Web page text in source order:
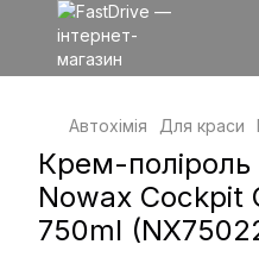
Автохімія Для краси
Крем-
Nowax Cockpit
750ml